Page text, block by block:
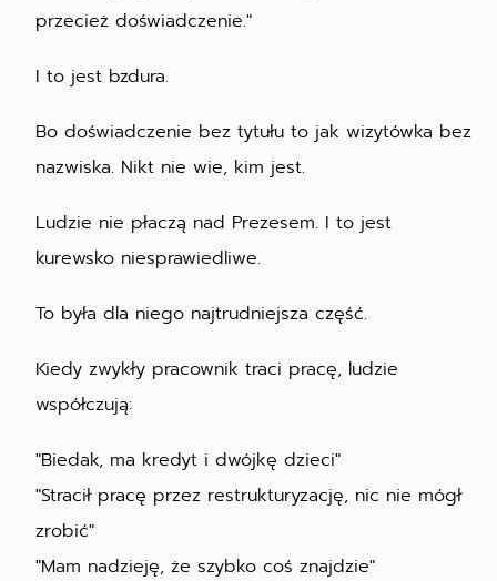
przecież doświadczenie."
I to jest bzdura.
Bo doświadczenie bez tytułu to jak wizytówka bez
nazwiska. Nikt nie wie, kim jest.
Ludzie nie płaczą nad Prezesem. I to jest
kurewsko niesprawiedliwe.
To była dla niego najtrudniejsza część.
Kiedy zwykły pracownik traci pracę, ludzie
współczują:
"Biedak, ma kredyt i dwójkę dzieci"
"Stracił pracę przez restrukturyzację, nic nie mógł
zrobić"
"Mam nadzieję, że szybko coś znajdzie"